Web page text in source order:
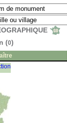
(0)